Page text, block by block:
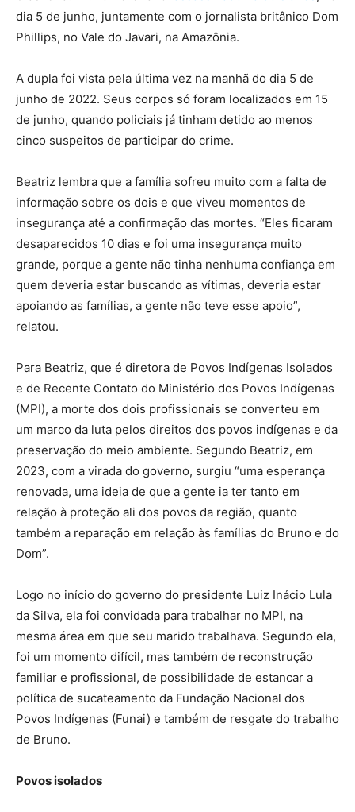
dia 5 de junho, juntamente com o jornalista britânico Dom
Phillips, no Vale do Javari, na Amazônia.
A dupla foi vista pela última vez na manhã do dia 5 de
junho de 2022. Seus corpos só foram localizados em 15
de junho, quando policiais já tinham detido ao menos
cinco suspeitos de participar do crime.
Beatriz lembra que a família sofreu muito com a falta de
informação sobre os dois e que viveu momentos de
insegurança até a confirmação das mortes. “Eles ficaram
desaparecidos 10 dias e foi uma insegurança muito
grande, porque a gente não tinha nenhuma confiança em
quem deveria estar buscando as vítimas, deveria estar
apoiando as famílias, a gente não teve esse apoio”,
relatou.
Para Beatriz, que é diretora de Povos Indígenas Isolados
e de Recente Contato do Ministério dos Povos Indígenas
(MPI), a morte dos dois profissionais se converteu em
um marco da luta pelos direitos dos povos indígenas e da
preservação do meio ambiente. Segundo Beatriz, em
2023, com a virada do governo, surgiu “uma esperança
renovada, uma ideia de que a gente ia ter tanto em
relação à proteção ali dos povos da região, quanto
também a reparação em relação às famílias do Bruno e do
Dom”.
Logo no início do governo do presidente Luiz Inácio Lula
da Silva, ela foi convidada para trabalhar no MPI, na
mesma área em que seu marido trabalhava. Segundo ela,
foi um momento difícil, mas também de reconstrução
familiar e profissional, de possibilidade de estancar a
política de sucateamento da Fundação Nacional dos
Povos Indígenas (Funai) e também de resgate do trabalho
de Bruno.
Povos isolados